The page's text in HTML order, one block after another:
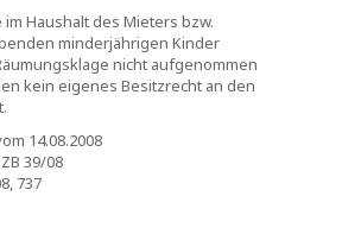
Haushalt des Mieters bzw.
minderjährigen Kinder
nicht aufgenommen
kein eigenes Besitzrecht an den
14.08.2008
39/08
737